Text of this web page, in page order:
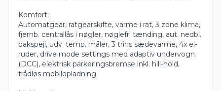
Komfort:
Automatgear, ratgearskifte, varme i rat, 3 zone klima,
fjernb. centrallås i nøgler, nøglefri tænding, aut. nedbl.
bakspejl, udv. temp. måler, 3 trins sædevarme, 4x el-
ruder, drive mode settings med adaptiv undervogn
(DCC), elektrisk parkeringsbremse inkl. hill-hold,
trådløs mobilopladning.